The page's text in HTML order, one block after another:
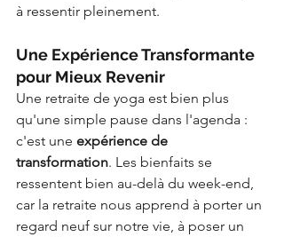
à ressentir pleinement.
Une Expérience Transformante
pour Mieux Revenir
Une retraite de yoga est bien plus
qu'une simple pause dans l'agenda :
c'est une expérience de
transformation. Les bienfaits se
ressentent bien au-delà du week-end,
car la retraite nous apprend à porter un
regard neuf sur notre vie, à poser un